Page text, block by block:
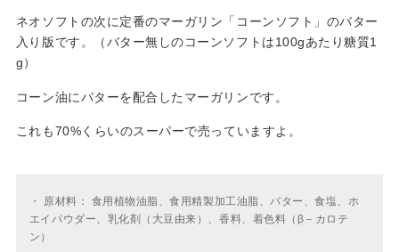
ネオソフトの次に定番のマーガリン「コーンソフト」のバター
入り版です。（バター無しのコーンソフトは100gあたり糖質1
g）
コーン油にバターを配合したマーガリンです。
これも70%くらいのスーパーで売っていますよ。
・
原材料： 食用植物油脂、食用精製加工油脂、バター、食塩、ホ
エイパウダー、乳化剤（大豆由来）、香料、着色料（β－カロテ
ン）